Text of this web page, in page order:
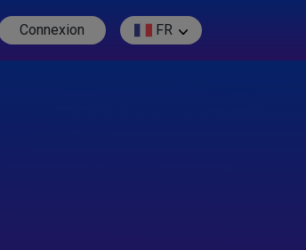
Connexion FR